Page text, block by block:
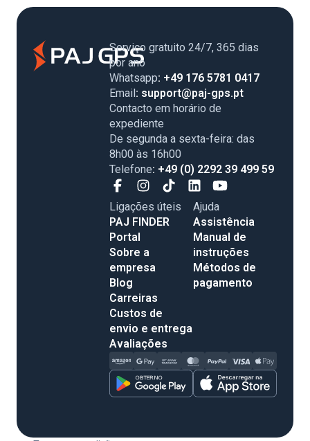
Serviço gratuito 24/7, 365 dias
por ano
Whatsapp: +49 176 5781 0417
Email: support@paj-gps.pt
Contacto em horário de
expediente
De segunda a sexta-feira: das
8h00 às 16h00
Telefone: +49 (0) 2292 39 499 59
Ligações úteis
PAJ FINDER
Portal
Sobre a
empresa
Blog
Carreiras
Custos de
envio e entrega
Avaliações
Ajuda
Assistência
Manual de
instruções
Métodos de
pagamento